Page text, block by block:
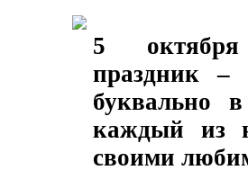
5 октября
праздник –
буквально
каждый из
своими